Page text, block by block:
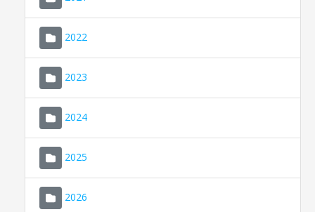
2022
2023
2024
2025
2026